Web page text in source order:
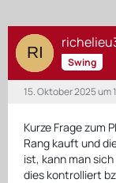
Swing
15. Oktober 2025 um
Kurze Frage zum
Rang kauft und
ist, kann man
dies kontrolliert